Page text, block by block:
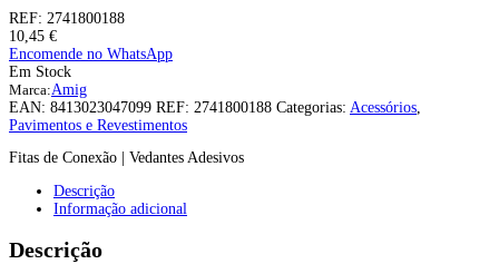
REF: 2741800188
10,45 €
Encomende no WhatsApp
Em Stock
Marca:Amig
EAN: 8413023047099 REF: 2741800188 Categorias: Acessórios
Pavimentos e Revestimentos
Fitas de Conexão | Vedantes Adesivos
Descrição
Informação adicional
Descrição